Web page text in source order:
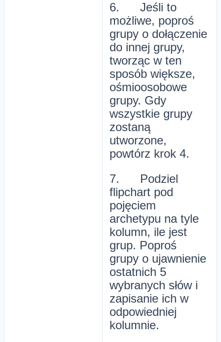
6. Jeśli to
możliwe, poproś
grupy o dołączenie
do innej grupy,
tworząc w ten
sposób większe,
ośmioosobowe
grupy. Gdy
wszystkie grupy
zostaną
utworzone,
powtórz krok 4.
7. Podziel
flipchart pod
pojęciem
archetypu na tyle
kolumn, ile jest
grup. Poproś
grupy o ujawnienie
ostatnich 5
wybranych słów i
zapisanie ich w
odpowiedniej
kolumnie.